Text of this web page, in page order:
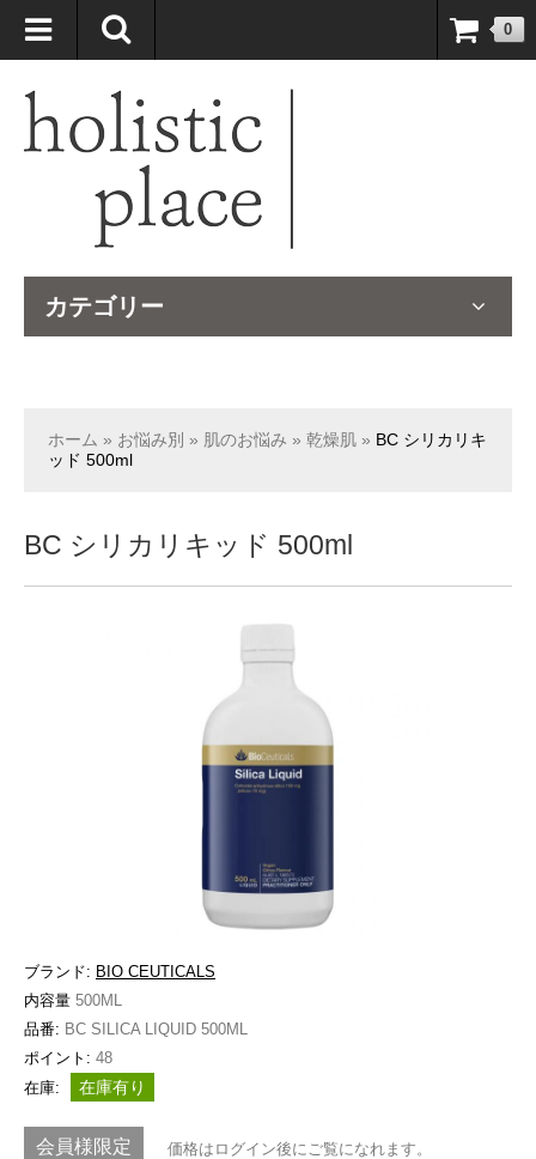
自然療法大国のオーストラリアより、臨床経験＆知識の豊富なナチュ
ロパスが厳選したサプリメントや ナチュラルグッズをお届けします！
0
カテゴリー
ホーム » お悩み別 » 肌のお悩み » 乾燥肌 » BC シリカリキ
ッド 500ml
BC シリカリキッド 500ml
ブランド: BIO CEUTICALS
内容量 500ML
品番: BC SILICA LIQUID 500ML
ポイント: 48
在庫:
在庫有り
会員様限定 価格はログイン後にご覧になれます。